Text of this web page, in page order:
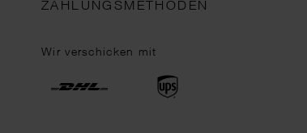
ZAHLUNGSMETHODEN
Wir verschicken mit